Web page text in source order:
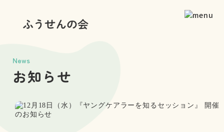
News
お知らせ